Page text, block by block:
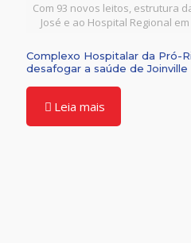
Com 93 novos leitos, estrutura
José e ao Hospital Regional
Complexo Hospitalar da Pró-
desafogar a saúde de Joinville
Leia mais